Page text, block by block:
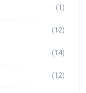
(1)
(12)
(14)
(12)